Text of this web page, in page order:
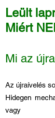
Leült
Miért
Mi az
Az újraívelés
Hidegen
vagy